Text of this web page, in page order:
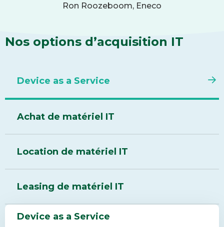
Ron Roozeboom, Eneco
Nos options d’acquisition IT
Device as a Service
Achat de matériel IT
Location de matériel IT
Leasing de matériel IT
Device as a Service